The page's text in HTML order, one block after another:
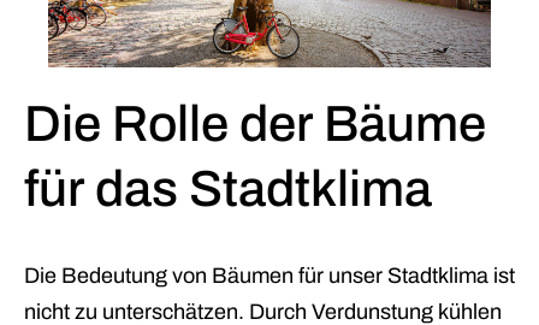
Die Rolle der Bäume
für das Stadtklima
Die Bedeutung von Bäumen für unser Stadtklima ist
nicht zu unterschätzen. Durch Verdunstung kühlen